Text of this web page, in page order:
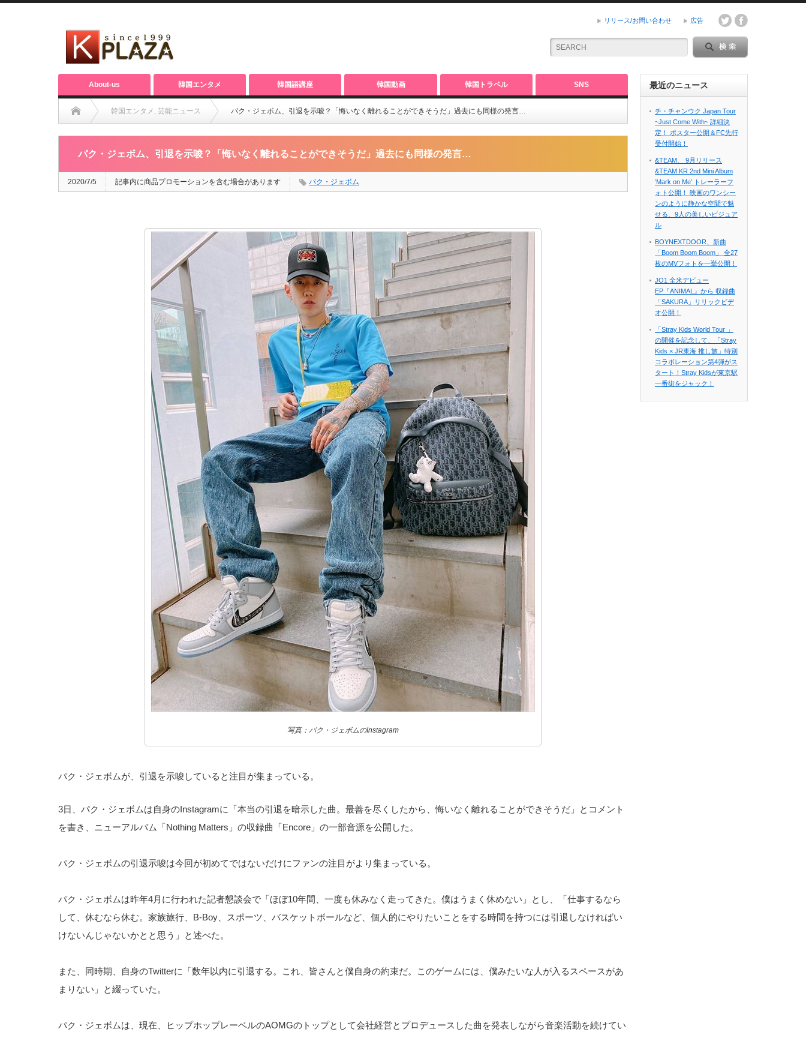
リリース/お問い合わせ 広告
About-us 韓国エンタメ 韓国語講座 韓国動画 韓国トラベル SNS
韓国エンタメ , 芸能ニュース パク・ジェボム、引退を示唆？「悔いなく離れることができそうだ」過去にも同様の発言…
パク・ジェボム、引退を示唆？「悔いなく離れることができそうだ」過去にも同様の発言…
2020/7/5 記事内に商品プロモーションを含む場合があります パク・ジェボム
写真：パク・ジェボムのInstagram
パク・ジェボムが、引退を示唆していると注目が集まっている。
3日、パク・ジェボムは自身のInstagramに「本当の引退を暗示した曲。最善を尽くしたから、悔いなく離れることができそうだ」とコメント
を書き、ニューアルバム「Nothing Matters」の収録曲「Encore」の一部音源を公開した。
パク・ジェボムの引退示唆は今回が初めてではないだけにファンの注目がより集まっている。
パク・ジェボムは昨年4月に行われた記者懇談会で「ほぼ10年間、一度も休みなく走ってきた。僕はうまく休めない」とし、「仕事するなら
して、休むなら休む。家族旅行、B-Boy、スポーツ、バスケットボールなど、個人的にやりたいことをする時間を持つには引退しなければい
けないんじゃないかとと思う」と述べた。
また、同時期、自身のTwitterに「数年以内に引退する。これ、皆さんと僕自身の約束だ。このゲームには、僕みたいな人が入るスペースがあ
まりない」と綴っていた。
パク・ジェボムは、現在、ヒップホップレーベルのAOMGのトップとして会社経営とプロデュースした曲を発表しながら音楽活動を続けてい
最近のニュース
チ・チャンウク Japan Tour
~Just Come With~ 詳細決
定！ ポスター公開＆FC先行
受付開始！
&TEAM、 9月リリース
&TEAM KR 2nd Mini Album
‘Mark on Me’ トレーラーフ
ォト公開！ 映画のワンシー
ンのように静かな空間で魅
せる、9人の美しいビジュア
ル
BOYNEXTDOOR、新曲
「Boom Boom Boom」 全27
枚のMVフォトを一挙公開！
JO1 全米デビュー
EP『ANIMAL』から 収録曲
「SAKURA」リリックビデ
オ公開！
「Stray Kids World Tour 」
の開催を記念して、「Stray
Kids × JR東海 推し旅」特別
コラボレーション第4弾がス
タート！Stray Kidsが東京駅
一番街をジャック！